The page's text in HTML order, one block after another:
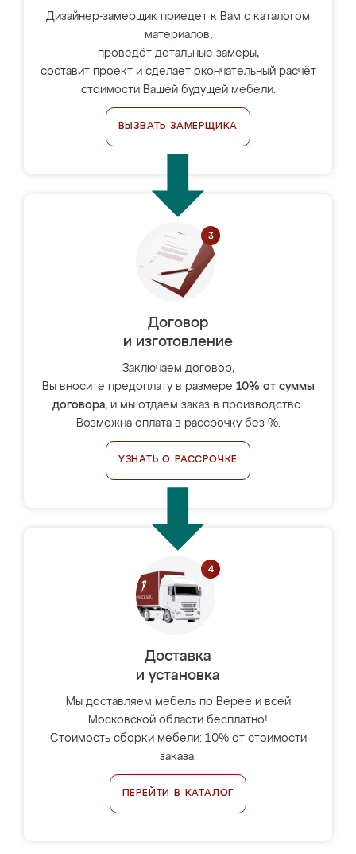
Дизайнер-замерщик приедет к Вам с каталогом
материалов,
проведёт детальные замеры,
составит проект и сделает окончательный расчёт
стоимости Вашей будущей мебели.
ВЫЗВАТЬ ЗАМЕРЩИКА
Договор
и изготовление
Заключаем договор,
Вы вносите предоплату в размере 10% от суммы
договора, и мы отдаём заказ в производство.
Возможна оплата в рассрочку без %.
УЗНАТЬ О РАССРОЧКЕ
Доставка
и установка
Мы доставляем мебель по Верее и всей
Московской области бесплатно!
Стоимость сборки мебели: 10% от стоимости
заказа.
ПЕРЕЙТИ В КАТАЛОГ